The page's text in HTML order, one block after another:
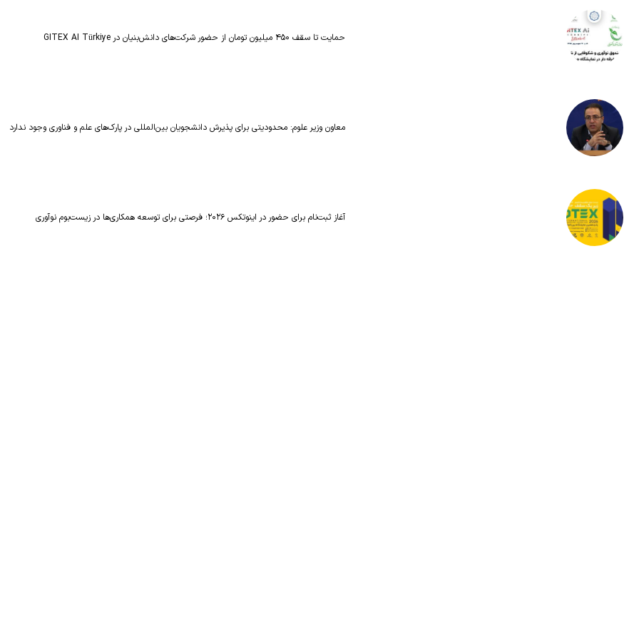
حمایت تا سقف ۴۵۰ میلیون تومان از حضور شرکت‌های دانش‌بنیان در GITEX AI Türkiye
معاون وزیر علوم: محدودیتی برای پذیرش دانشجویان بین‌المللی در پارک‌های علم و فناوری وجود ندارد
آغاز ثبت‌نام برای حضور در اینوتکس ۲۰۲۶؛ فرصتی برای توسعه همکاری‌ها در زیست‌بوم نوآوری